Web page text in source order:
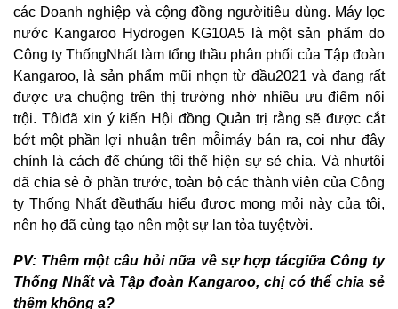
các Doanh nghiệp và cộng đồng ngườitiêu dùng. Máy lọc
nước Kangaroo Hydrogen KG10A5 là một sản phẩm do
Công ty ThốngNhất làm tổng thầu phân phối của Tập đoàn
Kangaroo, là sản phẩm mũi nhọn từ đầu2021 và đang rất
được ưa chuộng trên thị trường nhờ nhiều ưu điểm nổi
trội. Tôiđã xin ý kiến Hội đồng Quản trị rằng sẽ được cắt
bớt một phần lợi nhuận trên mỗimáy bán ra, coi như đây
chính là cách để chúng tôi thể hiện sự sẻ chia. Và nhưtôi
đã chia sẻ ở phần trước, toàn bộ các thành viên của Công
ty Thống Nhất đềuthấu hiểu được mong mỏi này của tôi,
nên họ đã cùng tạo nên một sự lan tỏa tuyệtvời.
PV: Thêm một câu hỏi nữa về sự hợp tácgiữa Công ty
Thống Nhất và Tập đoàn Kangaroo, chị có thể chia sẻ
thêm không ạ?